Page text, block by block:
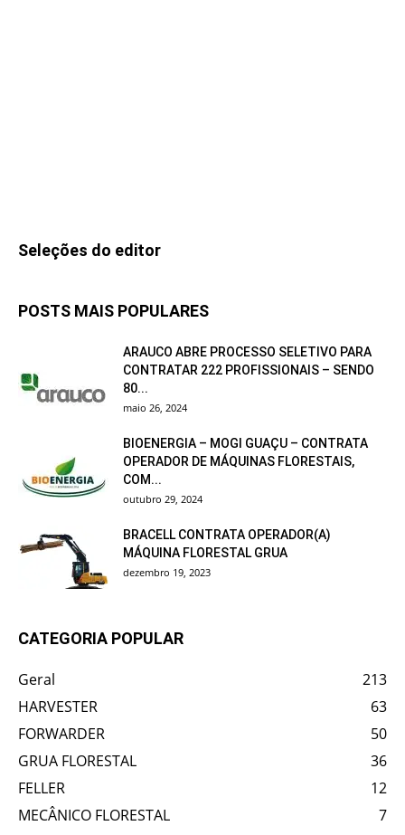
Seleções do editor
POSTS MAIS POPULARES
ARAUCO ABRE PROCESSO SELETIVO PARA
CONTRATAR 222 PROFISSIONAIS – SENDO
80...
maio 26, 2024
BIOENERGIA – MOGI GUAÇU – CONTRATA
OPERADOR DE MÁQUINAS FLORESTAIS,
COM...
outubro 29, 2024
BRACELL CONTRATA OPERADOR(A)
MÁQUINA FLORESTAL GRUA
dezembro 19, 2023
CATEGORIA POPULAR
Geral
213
HARVESTER
63
FORWARDER
50
GRUA FLORESTAL
36
FELLER
12
MECÂNICO FLORESTAL
7